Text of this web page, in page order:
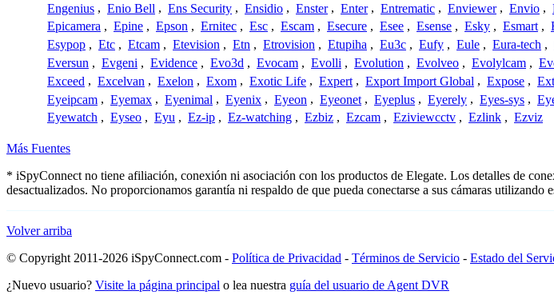
Engenius , Enio Bell , Ens Security , Ensidio , Enster , Enter , Entrematic , Enviewer , Envio ,
Epicamera , Epine , Epson , Ernitec , Esc , Escam , Esecure , Esee , Esense , Esky , Esmart ,
Esypop , Etc , Etcam , Etevision , Etn , Etrovision , Etupiha , Eu3c , Eufy , Eule , Eura-tech ,
Eversun , Evgeni , Evidence , Evo3d , Evocam , Evolli , Evolution , Evolveo , Evolylcam ,
Exceed , Excelvan , Exelon , Exom , Exotic Life , Expert , Export Import Global , Expose ,
Eyeipcam , Eyemax , Eyenimal , Eyenix , Eyeon , Eyeonet , Eyeplus , Eyerely , Eyes-sys ,
Eyewatch , Eyseo , Eyu , Ez-ip , Ez-watching , Ezbiz , Ezcam , Eziviewcctv , Ezlink , Ezviz
Más Fuentes
* iSpyConnect no tiene afiliación, conexión ni asociación con los productos de Elegate. Los detalles de
desactualizados. No proporcionamos garantía ni respaldo de que pueda conectarse a sus cámaras utilizando
Volver arriba
© Copyright 2011-2026 iSpyConnect.com - Política de Privacidad - Términos de Servicio - Estado del
¿Nuevo usuario? Visite la página principal o lea nuestra guía del usuario de Agent DVR